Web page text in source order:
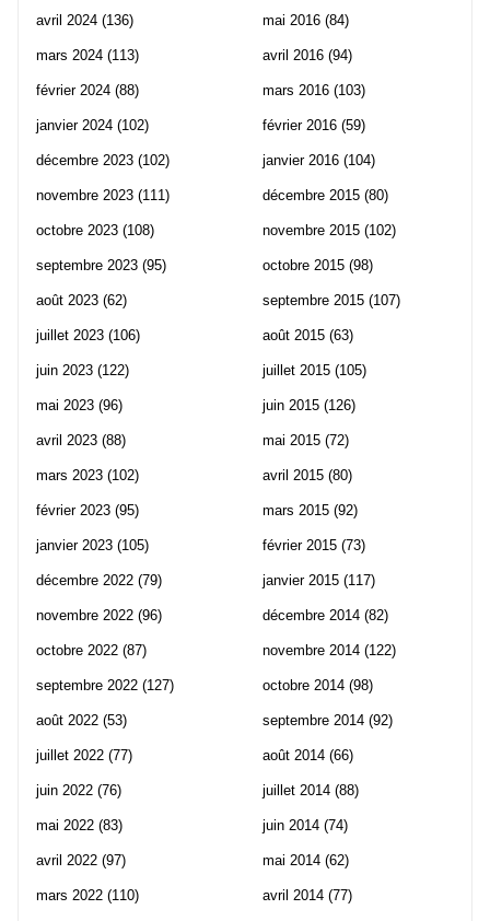
avril 2024 (136)
mars 2024 (113)
février 2024 (88)
janvier 2024 (102)
décembre 2023 (102)
novembre 2023 (111)
octobre 2023 (108)
septembre 2023 (95)
août 2023 (62)
juillet 2023 (106)
juin 2023 (122)
mai 2023 (96)
avril 2023 (88)
mars 2023 (102)
février 2023 (95)
janvier 2023 (105)
décembre 2022 (79)
novembre 2022 (96)
octobre 2022 (87)
septembre 2022 (127)
août 2022 (53)
juillet 2022 (77)
juin 2022 (76)
mai 2022 (83)
avril 2022 (97)
mars 2022 (110)
mai 2016 (84)
avril 2016 (94)
mars 2016 (103)
février 2016 (59)
janvier 2016 (104)
décembre 2015 (80)
novembre 2015 (102)
octobre 2015 (98)
septembre 2015 (107)
août 2015 (63)
juillet 2015 (105)
juin 2015 (126)
mai 2015 (72)
avril 2015 (80)
mars 2015 (92)
février 2015 (73)
janvier 2015 (117)
décembre 2014 (82)
novembre 2014 (122)
octobre 2014 (98)
septembre 2014 (92)
août 2014 (66)
juillet 2014 (88)
juin 2014 (74)
mai 2014 (62)
avril 2014 (77)